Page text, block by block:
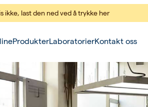
ikke, last den ned ved å trykke her
ProdukterLaboratorierKontakt oss